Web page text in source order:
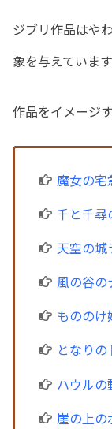
ジブリ作品はや
象を与えています
作品をイメージ
魔女の宅
千と千尋
天空の城
風の谷の
もののけ
となり
ハウルの
崖の上の